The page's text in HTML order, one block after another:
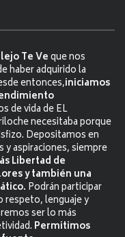
Te Veque nos
haber adquirido la
entonces,iniciamos
de vida de EL
necesitaba porque
Depositamos en
y aspiraciones, siempre
Libertad de
y también una
Podrán participar
respeto, lenguaje y
ser lo más
Permitimos